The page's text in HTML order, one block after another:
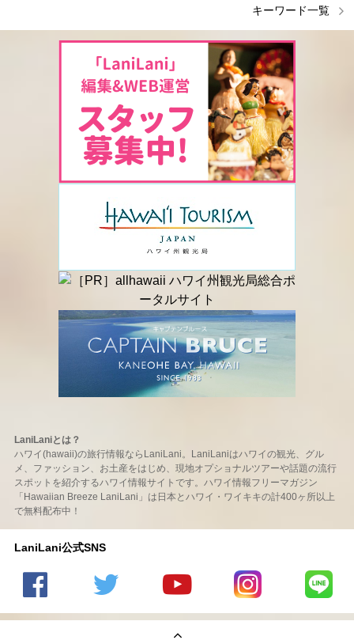
キーワード一覧
LaniLaniとは？
ハワイ(hawaii)の旅行情報ならLaniLani。LaniLaniはハワイの観光、グル
メ、ファッション、お土産をはじめ、現地オプショナルツアーや話題の流行
スポットを紹介するハワイ情報サイトです。ハワイ情報フリーマガジン
「Hawaiian Breeze LaniLani」は日本とハワイ・ワイキキの計400ヶ所以上
で無料配布中！
LaniLani公式SNS
の
のtwitter
の
LaniLani
LaniLani